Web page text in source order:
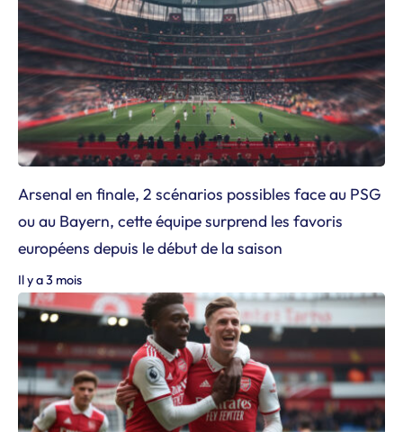
Arsenal en finale, 2 scénarios possibles face au PSG
ou au Bayern, cette équipe surprend les favoris
européens depuis le début de la saison
Il y a 3 mois